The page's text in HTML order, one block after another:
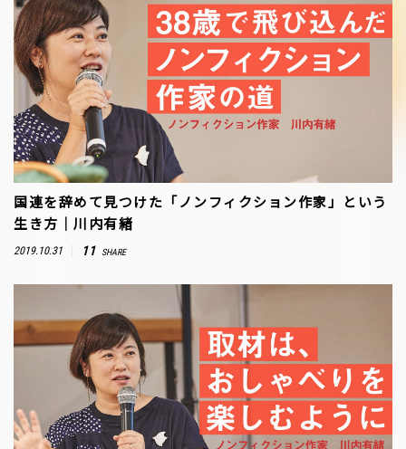
国連を辞めて見つけた「ノンフィクション作家」という
生き方｜川内有緒
2019.10.31 11 SHARE